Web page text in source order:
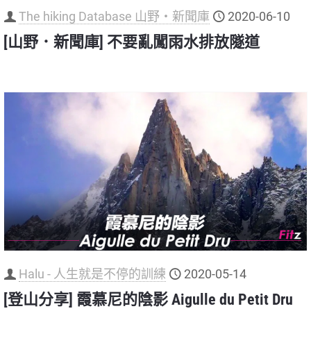
The hiking Database 山野‧新聞庫 2020-06-10
[山野．新聞庫] 不要亂闖雨水排放隧道
Halu - 人生就是不停的訓練 2020-05-14
[登山分享] 霞慕尼的陰影 Aigulle du Petit Dru